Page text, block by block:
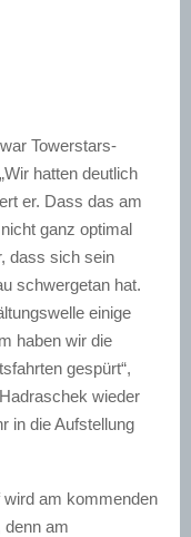
Towerstars-
hatten deutlich
er. Dass das am
ganz optimal
dass sich sein
schwergetan hat.
einige
haben wir die
gespürt“,
wieder
in die Aufstellung
am kommenden
denn am